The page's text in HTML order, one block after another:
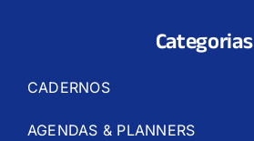
Categorias
CADERNOS
AGENDAS & PLANNERS